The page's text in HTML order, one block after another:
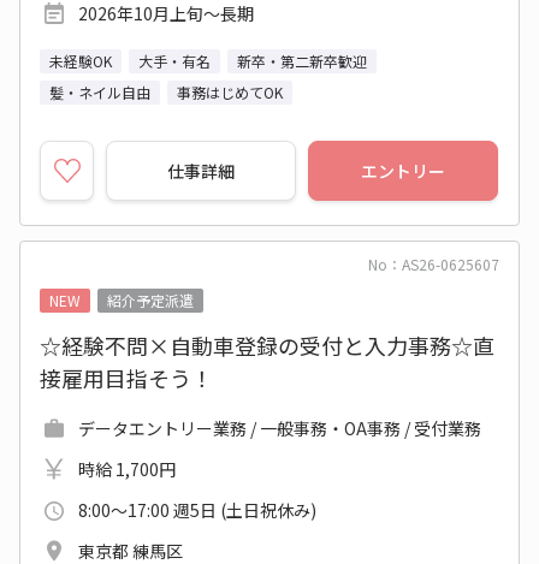
2026年10月上旬～長期
未経験OK 大手・有名
新卒・第二新卒歓迎
髪・ネイル自由
事務はじめてOK
仕事詳細 エントリー
No：AS26-0625607
NEW
紹介予定派遣
☆経験不問×自動車登録の受付と入力事務☆直
接雇用目指そう！
データエントリー業務 / 一般事務・OA事務 / 受付業務
時給 1,700円
8:00～17:00 週5日 (土日祝休み)
東京都 練馬区